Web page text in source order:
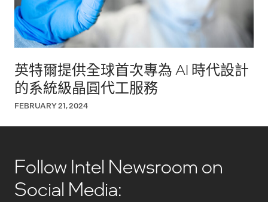
英特爾提供全球首次專為 AI 時代設計
的系統級晶圓代工服務
FEBRUARY 21, 2024
Follow Intel Newsroom on
Social Media: